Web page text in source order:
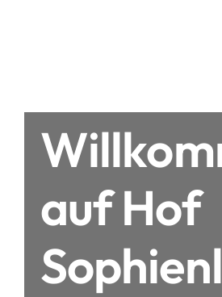
auf Hof